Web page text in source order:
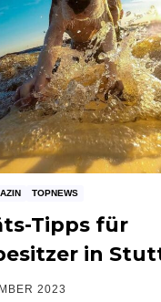
TOPNEWS
Tipps für
in
2023